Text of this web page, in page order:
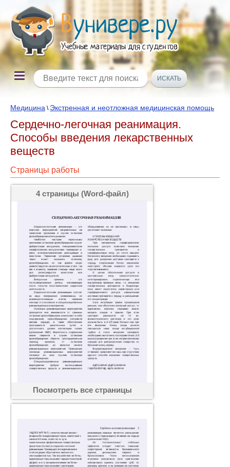
Медицина \ Экстренная и неотложная медицинская помощь
Сердечно-легочная реанимация.
Способы введения лекарственных
веществ
Страницы работы
4 страницы (Word-файл)
Посмотреть все страницы